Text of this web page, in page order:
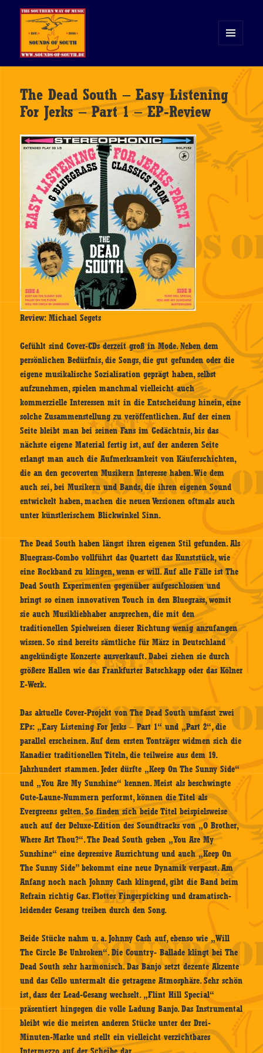
WIDGETS
The Dead South – Easy Listening
For Jerks – Part 1 – EP-Review
Review: Michael Segets
Gefühlt sind Cover-CDs derzeit groß in Mode. Neben dem
persönlichen Bedürfnis, die Songs, die gut gefunden oder die
eigene musikalische Sozialisation geprägt haben, selbst
aufzunehmen, spielen manchmal vielleicht auch
kommerzielle Interessen mit in die Entscheidung hinein, eine
solche Zusammenstellung zu veröffentlichen. Auf der einen
Seite bleibt man bei seinen Fans im Gedächtnis, bis das
nächste eigene Material fertig ist, auf der anderen Seite
erlangt man auch die Aufmerksamkeit von Käuferschichten,
die an den gecoverten Musikern Interesse haben. Wie dem
auch sei, bei Musikern und Bands, die ihren eigenen Sound
entwickelt haben, machen die neuen Versionen oftmals auch
unter künstlerischem Blickwinkel Sinn.
The Dead South haben längst ihren eigenen Stil gefunden. Als
Bluegrass-Combo vollführt das Quartett das Kunststück, wie
eine Rockband zu klingen, wenn es will. Auf alle Fälle ist The
Dead South Experimenten gegenüber aufgeschlossen und
bringt so einen innovativen Touch in den Bluegrass, womit
sie auch Musikliebhaber ansprechen, die mit den
traditionellen Spielweisen dieser Richtung wenig anzufangen
wissen. So sind bereits sämtliche für März in Deutschland
angekündigte Konzerte ausverkauft. Dabei ziehen sie durch
größere Hallen wie das Frankfurter Batschkapp oder das Kölner
E-Werk.
Das aktuelle Cover-Projekt von The Dead South umfasst zwei
EPs: „Easy Listening For Jerks – Part 1“ und „Part 2“, die
parallel erscheinen. Auf dem ersten Tonträger widmen sich die
Kanadier traditionellen Titeln, die teilweise aus dem 19.
Jahrhundert stammen. Jeder dürfte „Keep On The Sunny Side“
und „You Are My Sunshine“ kennen. Meist als beschwingte
Gute-Laune-Nummern performt, können die Titel als
Evergreens gelten. So finden sich beide Titel beispielsweise
auch auf der Deluxe-Edition des Soundtracks von „O Brother,
Where Art Thou?“. The Dead South geben „You Are My
Sunshine“ eine depressive Ausrichtung und auch „Keep On
The Sunny Side” bekommt eine neue Dynamik verpasst. Am
Anfang noch nach Johnny Cash klingend, gibt die Band beim
Refrain richtig Gas. Flottes Fingerpicking und dramatisch-
leidender Gesang treiben durch den Song.
Beide Stücke nahm u. a. Johnny Cash auf, ebenso wie „Will
The Circle Be Unbroken“. Die Country- Ballade klingt bei The
Dead South sehr harmonisch. Das Banjo setzt dezente Akzente
und das Cello untermalt die getragene Atmosphäre. Sehr schön
ist, dass der Lead-Gesang wechselt. „Flint Hill Special“
präsentiert hingegen die volle Ladung Banjo. Das Instrumental
bleibt wie die meisten anderen Stücke unter der Drei-
Minuten-Marke und stellt ein vielleicht verzichtbares